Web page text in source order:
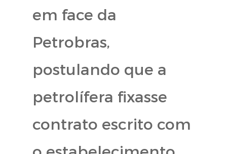
em face da
Petrobras,
postulando que a
petrolífera fixasse
contrato escrito com